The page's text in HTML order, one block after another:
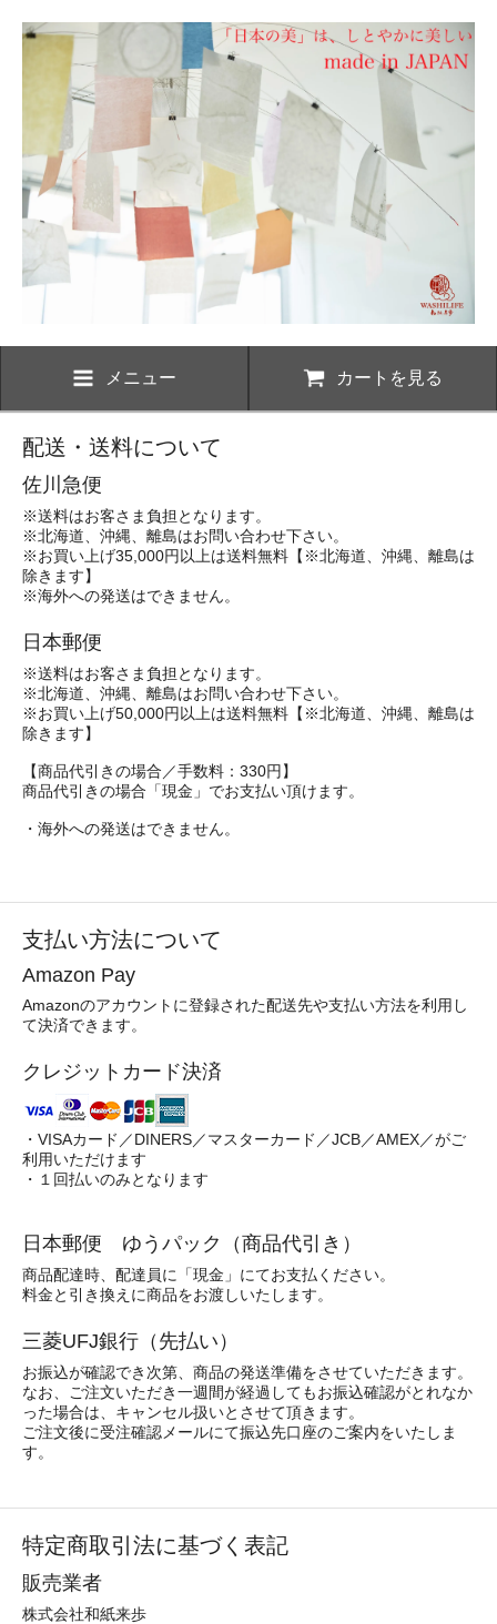
メニュー カートを見る
配送・送料について
佐川急便
※送料はお客さま負担となります。
※北海道、沖縄、離島はお問い合わせ下さい。
※お買い上げ35,000円以上は送料無料【※北海道、沖縄、離島は
除きます】
※海外への発送はできません。
日本郵便
※送料はお客さま負担となります。
※北海道、沖縄、離島はお問い合わせ下さい。
※お買い上げ50,000円以上は送料無料【※北海道、沖縄、離島は
除きます】
【商品代引きの場合／手数料：330円】
商品代引きの場合「現金」でお支払い頂けます。
・海外への発送はできません。
支払い方法について
Amazon Pay
Amazonのアカウントに登録された配送先や支払い方法を利用し
て決済できます。
クレジットカード決済
・VISAカード／DINERS／マスターカード／JCB／AMEX／がご
利用いただけます
・１回払いのみとなります
日本郵便 ゆうパック（商品代引き）
商品配達時、配達員に「現金」にてお支払ください。
料金と引き換えに商品をお渡しいたします。
三菱UFJ銀行（先払い）
お振込が確認でき次第、商品の発送準備をさせていただきます。
なお、ご注文いただき一週間が経過してもお振込確認がとれなか
った場合は、キャンセル扱いとさせて頂きます。
ご注文後に受注確認メールにて振込先口座のご案内をいたしま
す。
特定商取引法に基づく表記
販売業者
株式会社和紙来歩